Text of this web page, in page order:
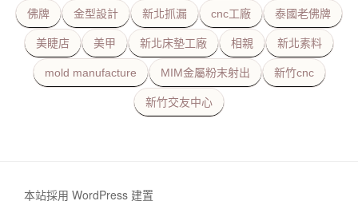
佛牌 金型設計 新北抓漏 cnc工廠 泰國老佛牌
美睫店 美甲 新北床墊工廠 相親 新北素料
mold manufacture MIM金屬粉末射出 新竹cnc
新竹交友中心
本站採用 WordPress 建置